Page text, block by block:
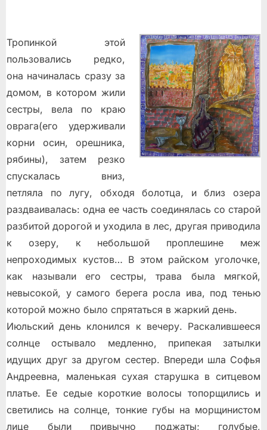
Тропинкой этой
пользовались редко,
она начиналась сразу за
домом, в котором жили
сестры, вела по краю
оврага(его удерживали
корни осин, орешника,
рябины), затем резко
спускалась вниз,
петляла по лугу, обходя болотца, и близ озера
раздваивалась: одна ее часть соединялась со старой
разбитой дорогой и уходила в лес, другая приводила
к озеру, к небольшой проплешине меж
непроходимых кустов… В этом райском уголочке,
как называли его сестры, трава была мягкой,
невысокой, у самого берега росла ива, под тенью
которой можно было спрятаться в жаркий день.
Июльский день клонился к вечеру. Раскалившееся
солнце остывало медленно, припекая затылки
идущих друг за другом сестер. Впереди шла Софья
Андреевна, маленькая сухая старушка в ситцевом
платье. Ее седые короткие волосы топорщились и
светились на солнце, тонкие губы на морщинистом
лице были привычно поджаты; голубые,